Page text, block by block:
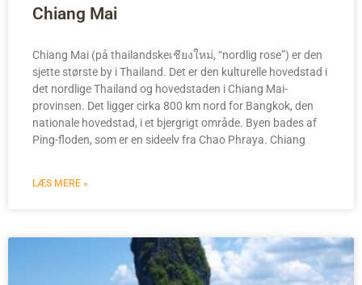
Chiang Mai
Chiang Mai (på thailandskeเชียงใหม่, “nordlig rose”) er den
sjette største by i Thailand. Det er den kulturelle hovedstad i
det nordlige Thailand og hovedstaden i Chiang Mai-
provinsen. Det ligger cirka 800 km nord for Bangkok, den
nationale hovedstad, i et bjergrigt område. Byen bades af
Ping-floden, som er en sideelv fra Chao Phraya. Chiang
LÆS MERE »